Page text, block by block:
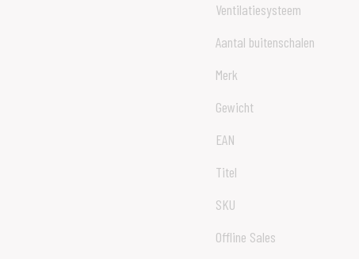
Ventilatiesysteem
Aantal buitenschalen
Merk
Gewicht
EAN
Titel
SKU
Offline Sales